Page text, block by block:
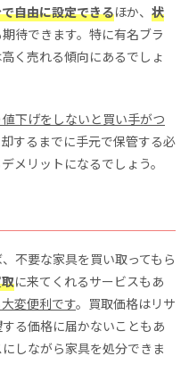
自由に設定できるほか、 状
期待できます。特に有名ブラ
く売れる傾向にあるでしょ
下げをしないと買い手がつ
するまでに手元で保管する必
メリットになるでしょう。
不要な家具を買い取ってもら
に来てくれるサービスもあ
変便利です。買取価格はリサ
る価格に届かないこともあ
しながら家具を処分できま